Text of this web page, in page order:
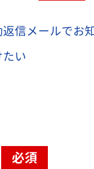
信メールでお知
い
必須